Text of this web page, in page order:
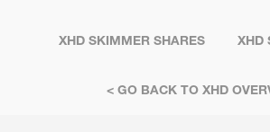
XHD SKIMMER SHARES XHD
< GO BACK TO XHD